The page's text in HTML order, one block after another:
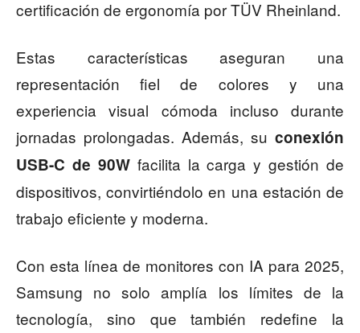
certificación de ergonomía por TÜV Rheinland.
Estas características aseguran una
representación fiel de colores y una
experiencia visual cómoda incluso durante
jornadas prolongadas. Además, su conexión
USB-C de 90Wfacilita la carga y gestión de
dispositivos, convirtiéndolo en una estación de
trabajo eficiente y moderna.
Con esta línea de monitores con IA para 2025,
Samsung no solo amplía los límites de la
tecnología, sino que también redefine la